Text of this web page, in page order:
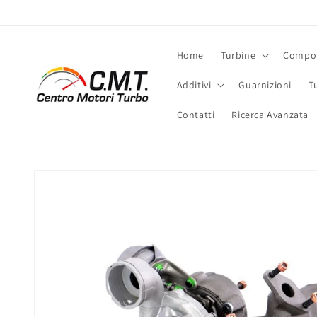
Home Turbine
Additivi Guarnizioni
Contatti Ricerca Avanzata